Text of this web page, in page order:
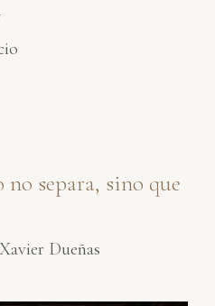
separa, sino que
Xavier Dueñas